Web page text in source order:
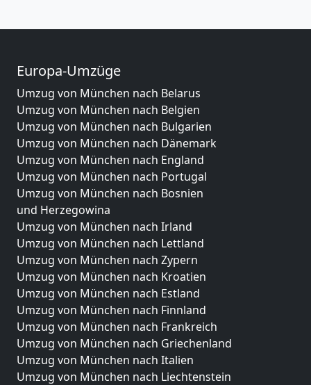
Europa-Umzüge
Umzug von München nach Belarus
Umzug von München nach Belgien
Umzug von München nach Bulgarien
Umzug von München nach Dänemark
Umzug von München nach England
Umzug von München nach Portugal
Umzug von München nach Bosnien
und Herzegowina
Umzug von München nach Irland
Umzug von München nach Lettland
Umzug von München nach Zypern
Umzug von München nach Kroatien
Umzug von München nach Estland
Umzug von München nach Finnland
Umzug von München nach Frankreich
Umzug von München nach Griechenland
Umzug von München nach Italien
Umzug von München nach Liechtenstein